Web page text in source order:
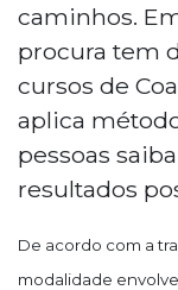
caminhos.
procura tem
cursos de
aplica
pessoas
resultados
De acordo com a
modalidade